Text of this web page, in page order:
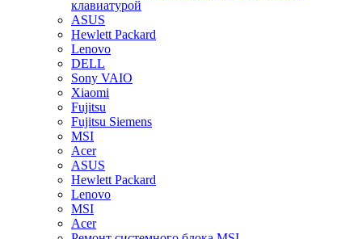
клавиатурой
ASUS
Hewlett Packard
Lenovo
DELL
Sony VAIO
Xiaomi
Fujitsu
Fujitsu Siemens
MSI
Acer
ASUS
Hewlett Packard
Lenovo
MSI
Acer